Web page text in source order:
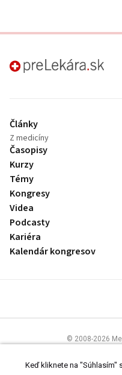
preLekára.sk
Články
Z medicíny
Časopisy
Kurzy
Témy
Kongresy
Videa
Podcasty
Kariéra
Kalendár kongresov
© 2008-2026
Čítajteprehláseniea
Keď kliknete na "Súhlasím"